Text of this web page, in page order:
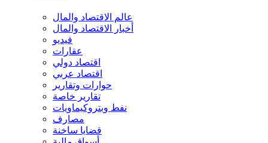
عالم الاقتصاد والمال
أخبار الاقتصاد والمال
فيديو
عقارات
اقتصاد دولي
اقتصاد عربي
حوارات وتقارير
تقارير خاصة
نفط وبتروكيماويات
مصارف
قضايا ساخنة